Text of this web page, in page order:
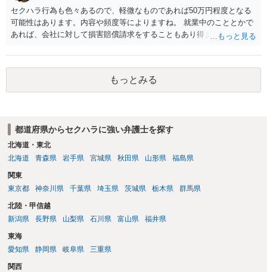
れますので、録音データやLINEでのやり取り等を確認する必要がある
かと存じます。 ⑤退職勧奨については退職する意思がないのであれば
きっぱりと断ればよく、解雇については不当な解雇である場合には解
雇無効を争うなどの対応が考えられます。 回答としては以上になりま
すが、まずは、資料一式をご持参いただき最寄りの法律事務所にご相
談するか、労働基準監督署に相談する等の対応をしていただくことが
セクハラ行為も色々あるので、軽微なものであれば50万円程度となる
可能性はあります。内容や頻度等によりますね。 就業中のこととかで
あれば、会社に対して損害賠償請求をすることもあり得ます。
もっとみる
都道府県からセクハラに強い弁護士を探す
北海道・東北
北海道
青森県 岩手県 宮城県 秋田県 山形県 福島県
関東
東京都
神奈川県 千葉県 埼玉県 茨城県 栃木県 群馬県
北陸・甲信越
新潟県
長野県 山梨県 石川県 富山県 福井県
東海
愛知県
静岡県 岐阜県 三重県
関西